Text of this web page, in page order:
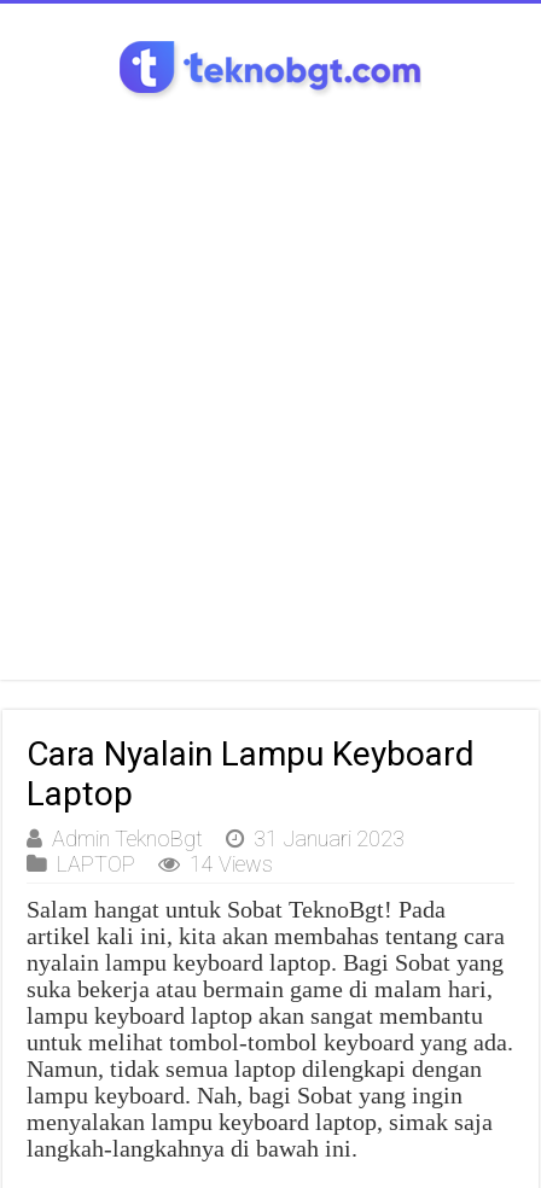
Cara Nyalain Lampu Keyboard
Laptop
Admin TeknoBgt
31 Januari 2023
LAPTOP
14 Views
Salam hangat untuk Sobat TeknoBgt! Pada
artikel kali ini, kita akan membahas tentang cara
nyalain lampu keyboard laptop. Bagi Sobat yang
suka bekerja atau bermain game di malam hari,
lampu keyboard laptop akan sangat membantu
untuk melihat tombol-tombol keyboard yang ada.
Namun, tidak semua laptop dilengkapi dengan
lampu keyboard. Nah, bagi Sobat yang ingin
menyalakan lampu keyboard laptop, simak saja
langkah-langkahnya di bawah ini.